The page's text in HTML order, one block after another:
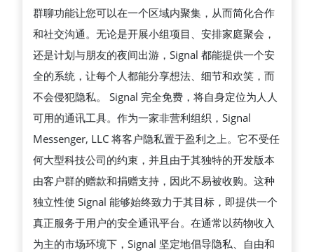
群聊功能让您可以在一个区域内聚集，从而简化合作
和社交沟通。无论是开展小组项目、安排家庭聚会，
还是计划与朋友的夜间出游，Signal 都能提供一个安
全的系统，让每个人都能分享想法、细节和欢笑，而
不会侵犯隐私。 Signal 完全免费，将自身定位为人人
可用的通讯工具。作为一家非营利组织，Signal
Messenger, LLC 将客户隐私置于盈利之上。它不受任
何大型科技公司的约束，并且由于其独特的开发版本
由客户群的赠款和捐赠支持，因此不易被收购。这种
独立性使 Signal 能够始终致力于其目标，即提供一个
真正服务于用户的安全通讯平台。在通常以药物收入
为主的市场环境下，Signal 坚定地倡导隐私、自由和